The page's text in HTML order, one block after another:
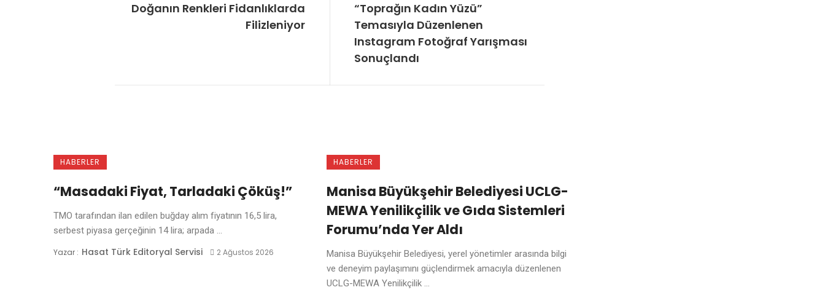
Doğanın Renkleri Fidanlıklarda
Filizleniyor
“Toprağın Kadın Yüzü”
Temasıyla Düzenlenen
Instagram Fotoğraf Yarışması
Sonuçlandı
HABERLER
“Masadaki Fiyat, Tarladaki Çöküş!”
TMO tarafından ilan edilen buğday alım fiyatının 16,5 lira,
serbest piyasa gerçeğinin 14 lira; arpada ...
Yazar : Hasat Türk Editoryal Servisi 2 Ağustos 2026
HABERLER
Manisa Büyükşehir Belediyesi UCLG-
MEWA Yenilikçilik ve Gıda Sistemleri
Forumu’nda Yer Aldı
Manisa Büyükşehir Belediyesi, yerel yönetimler arasında bilgi
ve deneyim paylaşımını güçlendirmek amacıyla düzenlenen
UCLG-MEWA Yenilikçilik ...